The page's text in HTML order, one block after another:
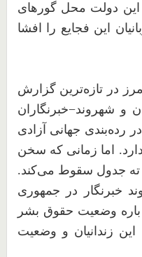
این دولت محل گورهای
این فجایع را افشا
در تازه‌ترین گزارش
و شهروند−خبرنگاران
رده‌بندی جهانی آزادی
.
اما زمانی که سخن
ته جدول سقوط می‌کند.
خبرنگار در جمهوری
وضعیت حقوق بشر
زندانیان و وضعیت